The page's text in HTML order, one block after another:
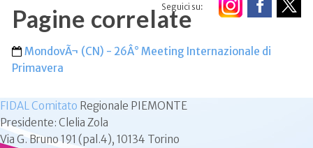
Seguici su:
Pagine correlate
MondovÃ¬ (CN) - 26Â° Meeting Internazionale di
Primavera
FIDAL Comitato Regionale PIEMONTE
Presidente: Clelia Zola
Via G. Bruno 191 (pal.4), 10134 Torino